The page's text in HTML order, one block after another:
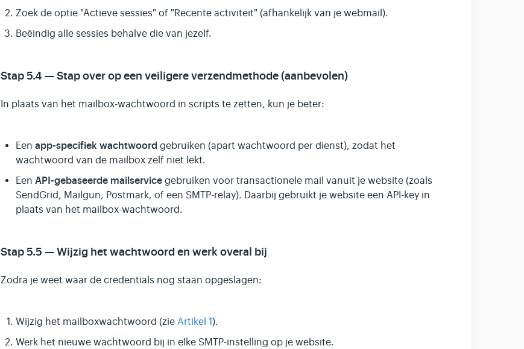
Zoek de optie "Actieve sessies" of "Recente activiteit" (afhankelijk van je webmail).
Beëindig alle sessies behalve die van jezelf.
Stap 5.4 — Stap over op een veiligere verzendmethode (aanbevolen)
In plaats van het mailbox-wachtwoord in scripts te zetten, kun je beter:
Een app-specifiek wachtwoord gebruiken (apart wachtwoord per dienst), zodat het
wachtwoord van de mailbox zelf niet lekt.
Een API-gebaseerde mailservice gebruiken voor transactionele mail vanuit je website (zoals
SendGrid, Mailgun, Postmark, of een SMTP-relay). Daarbij gebruikt je website een API-key in
plaats van het mailbox-wachtwoord.
Stap 5.5 — Wijzig het wachtwoord en werk overal bij
Zodra je weet waar de credentials nog staan opgeslagen:
Wijzig het mailboxwachtwoord (zie Artikel 1).
Werk het nieuwe wachtwoord bij in elke SMTP-instelling op je website.